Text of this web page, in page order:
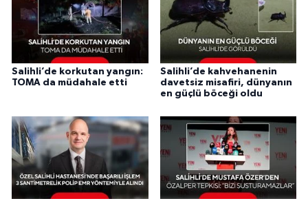
Salihli’de korkutan yangın:
TOMA da müdahale etti
Salihli’de kahvehanenin
davetsiz misafiri, dünyanın
en güçlü böceği oldu